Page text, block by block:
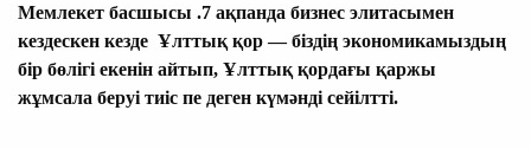
Мемлекет басшысы .7 ақпанда бизнес элитасымен
кездескен кезде Ұлттық қор — біздің экономикамыздың
бір бөлігі екенін айтып, Ұлттық қордағы қаржы
жұмсала беруі тиіс пе деген күмәнді сейілтті.